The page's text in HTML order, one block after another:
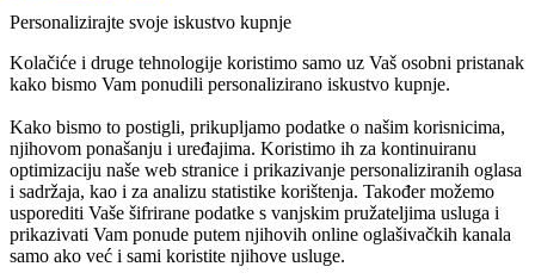
Personalizirajte svoje iskustvo kupnje
Kolačiće i druge tehnologije koristimo samo uz Vaš osobni pristanak
kako bismo Vam ponudili personalizirano iskustvo kupnje.
Kako bismo to postigli, prikupljamo podatke o našim korisnicima,
njihovom ponašanju i uređajima. Koristimo ih za kontinuiranu
optimizaciju naše web stranice i prikazivanje personaliziranih oglasa
i sadržaja, kao i za analizu statistike korištenja. Također možemo
usporediti Vaše šifrirane podatke s vanjskim pružateljima usluga i
prikazivati Vam ponude putem njihovih online oglašivačkih kanala
samo ako već i sami koristite njihove usluge.